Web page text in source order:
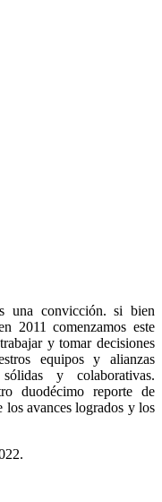
una convicción. si bien
2011 comenzamos este
y tomar decisiones
equipos y alianzas
y colaborativas.
duodécimo reporte de
los avances logrados y los